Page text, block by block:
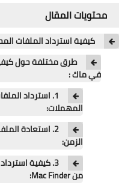
محتويات المقال
كيفية استرداد الملفات
طرق مختلفة حول
في ماك :
1. استرداد
المهملات:
2. استعادة
الزمن:
3. كيفية
من Mac Finder: